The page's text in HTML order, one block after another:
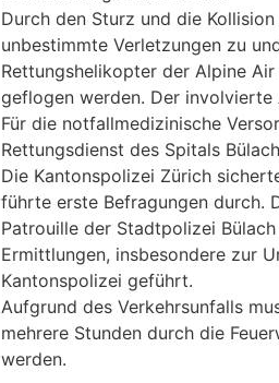
Durch den Sturz und die
unbestimmte Verletzungen zu
Rettungshelikopter der Alpine
geflogen werden. Der
Für die notfallmedizinische
Rettungsdienst des Spitals
Die Kantonspolizei Zürich
führte erste Befragungen durch.
Patrouille der Stadtpolizei
Ermittlungen, insbesondere zur
Kantonspolizei geführt.
Aufgrund des Verkehrsunfalls
mehrere Stunden durch die
werden.